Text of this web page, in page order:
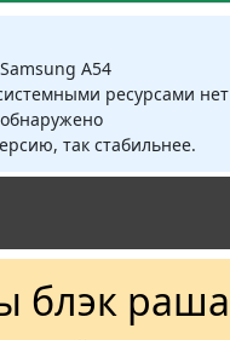
A54
ресурсами нет
так стабильнее.
блэк раша